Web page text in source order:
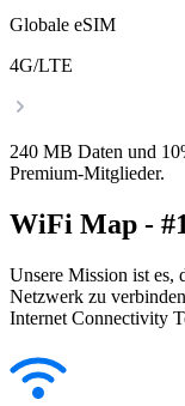
Globale eSIM
4G/LTE
240 MB Daten und
Premium-Mitglieder.
WiFi Map -
Unsere Mission ist es,
Netzwerk zu
Internet Connectivity